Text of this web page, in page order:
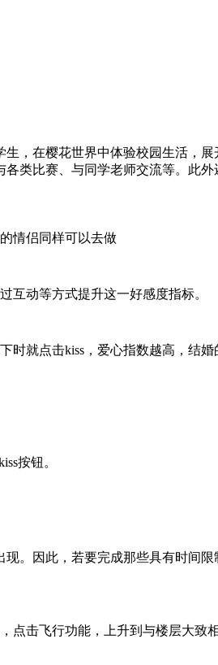
，在樱花世界中体验校园生活，
类比赛、与同学老师交流等。此
情侣同样可以去做
互动等方式提升这一好感度指标。
就点击kiss，爱心指数越高，结婚
按钮。
。因此，若要完成那些具有时间
击飞行功能，上升到与楼层大致